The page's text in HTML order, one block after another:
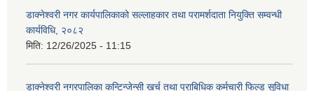
डाक्नेश्वरी नगर कार्यपालिकाको सल्लाहकार तथा परामर्शदाता नियुक्ति सम्वन्धी
कार्यविधि, २०८२
मिति: 12/26/2025 - 11:15
डाक्नेश्वरी नगरपालिका कन्टिन्जेन्सी खर्च तथा प्राबिधिक कर्मचारी फिल्ड सुविधा